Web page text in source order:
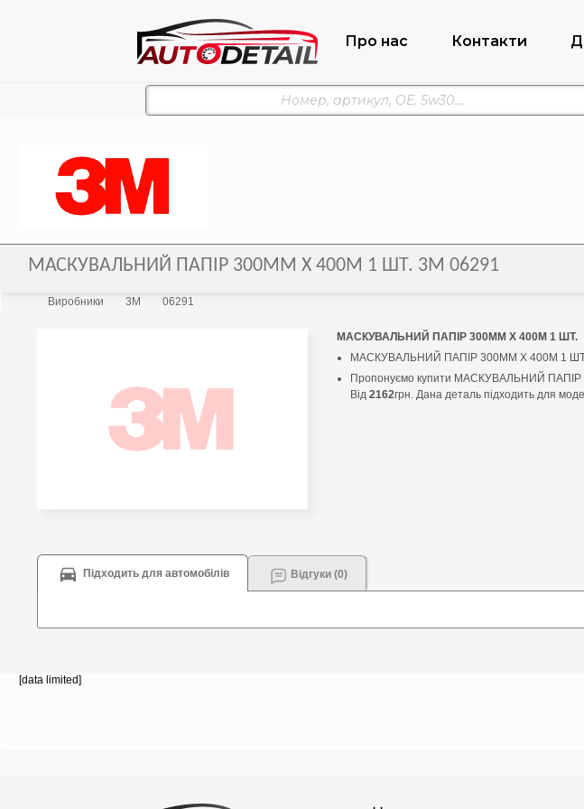
Про нас Контакти
МАСКУВАЛЬНИЙ ПАПІР 300ММ Х 400М 1 ШТ. 3M 06291
Виробники 3M 06291
МАСКУВАЛЬНИЙ ПАПІР 300ММ Х 400М 1 ШТ.
МАСКУВАЛЬНИЙ ПАПІР 300ММ Х 400М 1
Пропонуємо купити МАСКУВАЛЬНИЙ ПАПІР
Від 2162грн. Дана деталь підходить для
Підходить для автомобілів Відгуки (0)
[data limited]